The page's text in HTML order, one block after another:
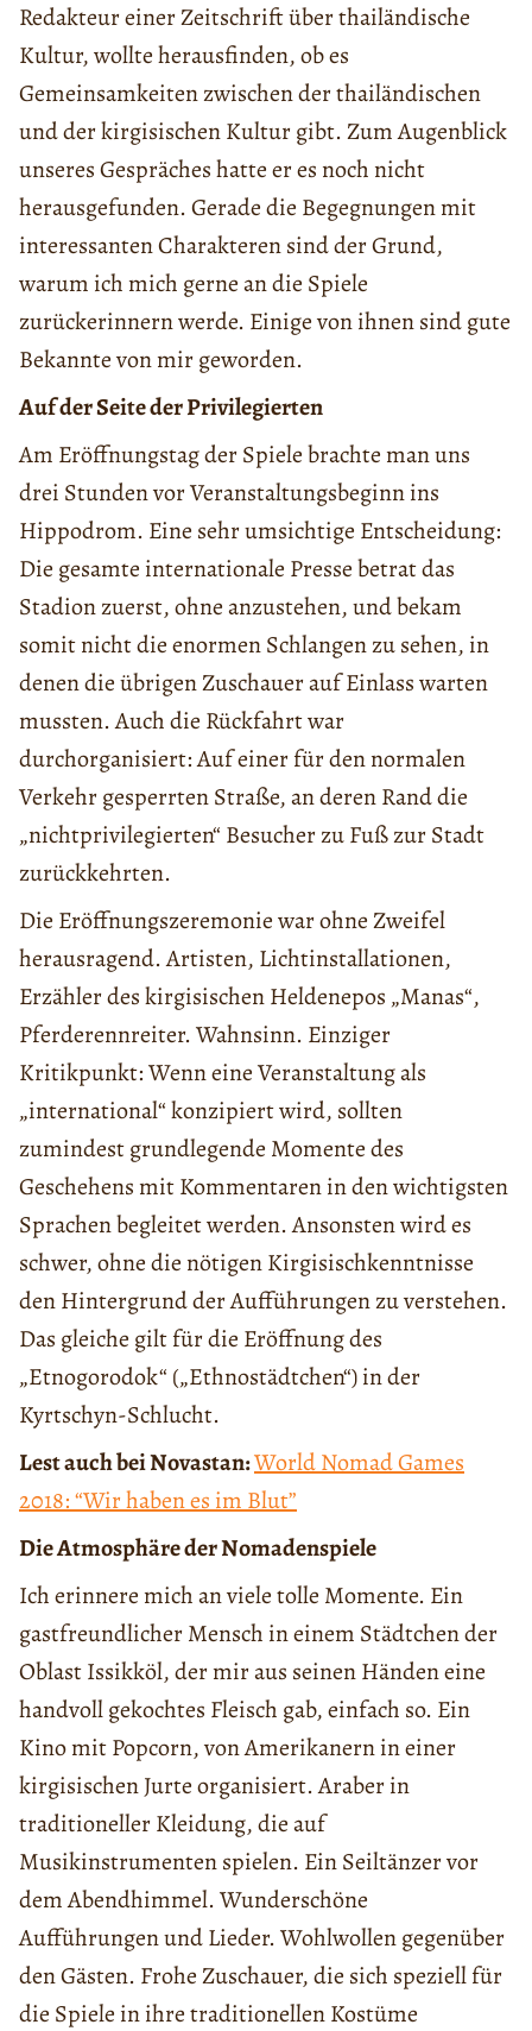
Redakteur einer Zeitschrift über thailändische
Kultur, wollte herausfinden, ob es
Gemeinsamkeiten zwischen der thailändischen
und der kirgisischen Kultur gibt. Zum Augenblick
unseres Gespräches hatte er es noch nicht
herausgefunden. Gerade die Begegnungen mit
interessanten Charakteren sind der Grund,
warum ich mich gerne an die Spiele
zurückerinnern werde. Einige von ihnen sind gute
Bekannte von mir geworden.
Auf der Seite der Privilegierten
Am Eröffnungstag der Spiele brachte man uns
drei Stunden vor Veranstaltungsbeginn ins
Hippodrom. Eine sehr umsichtige Entscheidung:
Die gesamte internationale Presse betrat das
Stadion zuerst, ohne anzustehen, und bekam
somit nicht die enormen Schlangen zu sehen, in
denen die übrigen Zuschauer auf Einlass warten
mussten. Auch die Rückfahrt war
durchorganisiert: Auf einer für den normalen
Verkehr gesperrten Straße, an deren Rand die
„nichtprivilegierten“ Besucher zu Fuß zur Stadt
zurückkehrten.
Die Eröffnungszeremonie war ohne Zweifel
herausragend. Artisten, Lichtinstallationen,
Erzähler des kirgisischen Heldenepos „Manas“,
Pferderennreiter. Wahnsinn. Einziger
Kritikpunkt: Wenn eine Veranstaltung als
„international“ konzipiert wird, sollten
zumindest grundlegende Momente des
Geschehens mit Kommentaren in den wichtigsten
Sprachen begleitet werden. Ansonsten wird es
schwer, ohne die nötigen Kirgisischkenntnisse
den Hintergrund der Aufführungen zu verstehen.
Das gleiche gilt für die Eröffnung des
„Etnogorodok“ („Ethnostädtchen“) in der
Kyrtschyn-Schlucht.
Lest auch bei Novastan:World Nomad Games
2018: “Wir haben es im Blut”
Die Atmosphäre der Nomadenspiele
Ich erinnere mich an viele tolle Momente. Ein
gastfreundlicher Mensch in einem Städtchen der
Oblast Issikköl, der mir aus seinen Händen eine
handvoll gekochtes Fleisch gab, einfach so. Ein
Kino mit Popcorn, von Amerikanern in einer
kirgisischen Jurte organisiert. Araber in
traditioneller Kleidung, die auf
Musikinstrumenten spielen. Ein Seiltänzer vor
dem Abendhimmel. Wunderschöne
Aufführungen und Lieder. Wohlwollen gegenüber
den Gästen. Frohe Zuschauer, die sich speziell für
die Spiele in ihre traditionellen Kostüme